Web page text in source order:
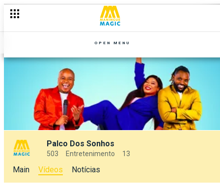
OPEN MENU
Palco Dos Sonhos
503 Entretenimento 13
Main Vídeos Notícias